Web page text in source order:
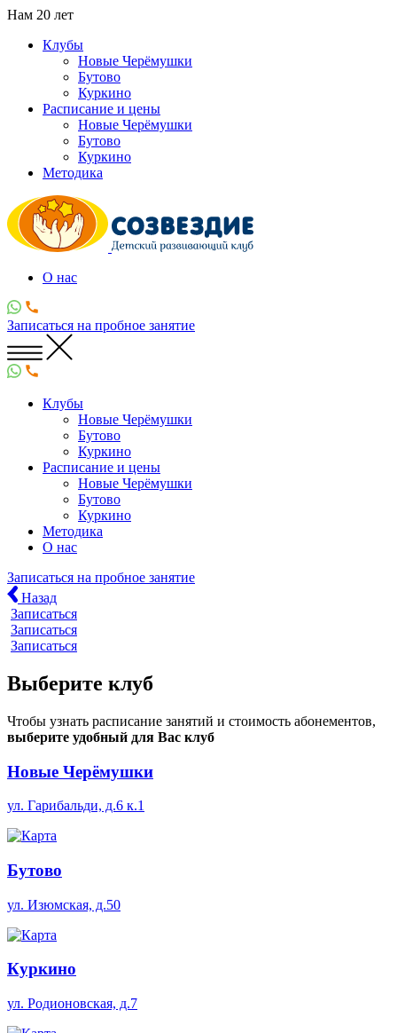
Нам 20 лет
Клубы
Новые Черёмушки
Бутово
Куркино
Расписание и цены
Новые Черёмушки
Бутово
Куркино
Методика
О нас
Записаться на пробное занятие
Клубы
Новые Черёмушки
Бутово
Куркино
Расписание и цены
Новые Черёмушки
Бутово
Куркино
Методика
О нас
Записаться на пробное занятие
Назад
Записаться
Записаться
Записаться
Выберите клуб
Чтобы узнать расписание занятий и стоимость абонементов,
выберите удобный для Вас клуб
Новые Черёмушки
ул. Гарибальди, д.6 к.1
Бутово
ул. Изюмская, д.50
Куркино
ул. Родионовская, д.7